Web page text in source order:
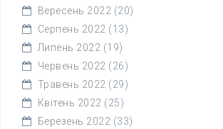
Вересень 2022 (20)
Серпень 2022 (13)
Липень 2022 (19)
Червень 2022 (26)
Травень 2022 (29)
Квітень 2022 (25)
Березень 2022 (33)